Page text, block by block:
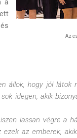
Az
állok, hogy jól látok
idegen, akik
lassan végre a
az emberek,